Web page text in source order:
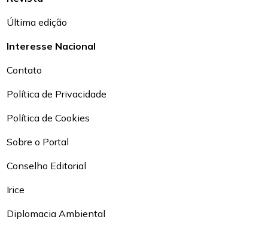
Última edição
Interesse Nacional
Contato
Política de Privacidade
Política de Cookies
Sobre o Portal
Conselho Editorial
Irice
Diplomacia Ambiental